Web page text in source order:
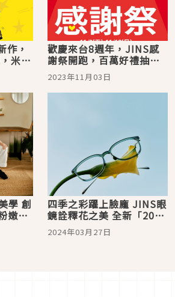
作，
米奇
歡慶來台8週年，JINS感
謝祭開跑，百萬好禮抽起
來、iPhone 15等你帶回
家
2023年11月03日
創
穿
四季之彩躍上臉龐 JINS眼
鏡詮釋花之美 全新「2024
春夏日本製 花系列」綻放
獨特風采
2024年03月27日